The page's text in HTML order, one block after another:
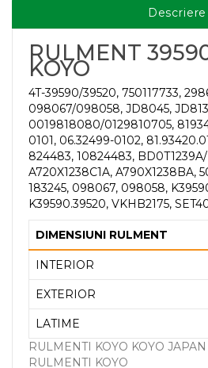
Descriere
RULMENT
KOYO
4T-39590/39520, 750117733,
098067/098058, JD8045,
0019818080/0129810705,
0101, 06.32499-0102,
824483, 10824483,
A720X1238C1A, A790X1238BA,
183245, 098067, 098058,
K39590.39520, VKHB2175,
DIMENSIUNI RULMENT
INTERIOR
EXTERIOR
LATIME
RULMENTI KOYO KOYO JAPAN
RULMENTI KOYO